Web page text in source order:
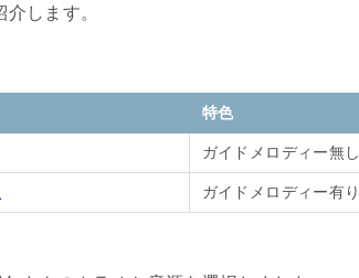
します。
特色
ガイドメロディー無し
ガイドメロディー有り